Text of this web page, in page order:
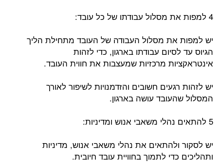
4 למפות את מסלול עבודתו של כל עובד:
יש למפות את מסלול העבודה של העובד מתחילת הליך
הגיוס עד לסיום עבודתו בארגון, כדי לזהות
אינטראקציות מרכזיות שמעצבות את חווית העובד.
יש לזהות רגעים חשובים והזדמנויות לשיפור לאורך
המסלול שהעובד עושה בארגון.
5 להתאים נהלי משאבי אנוש ומדיניות:
יש לסקור ולהתאים את נהלי משאבי אנוש, מדיניות
ותהליכים כדי לתמוך בחוויית עובד חיובית.